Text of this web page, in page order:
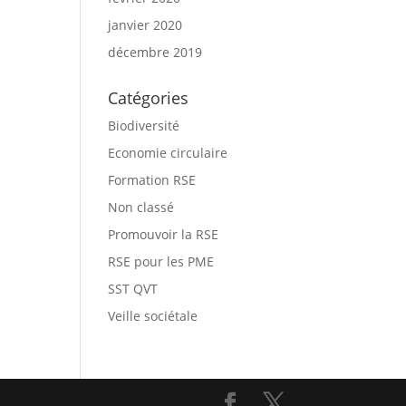
janvier 2020
décembre 2019
Catégories
Biodiversité
Economie circulaire
Formation RSE
Non classé
Promouvoir la RSE
RSE pour les PME
SST QVT
Veille sociétale